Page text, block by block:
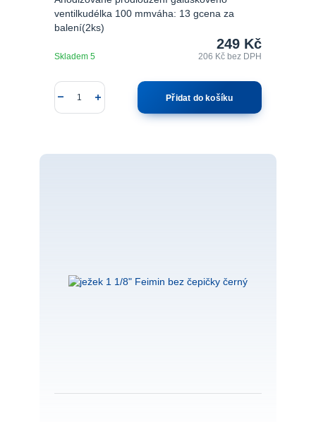
ventilkudélka 100 mmváha: 13 gcena za
balení(2ks)
249 Kč
206 Kčbez DPH
Skladem 5
Přidat do košíku